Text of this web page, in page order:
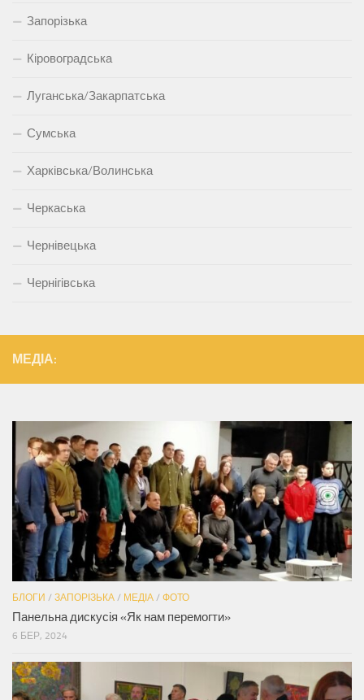
Запорізька
Кіровоградська
Луганська/Закарпатська
Сумська
Харківська/Волинська
Черкаська
Чернівецька
Чернігівська
МЕДІА:
БЛОГИ / ЗАПОРІЗЬКА / МЕДІА / ФОТО
Панельна дискусія «Як нам перемогти»
6 БЕР, 2024